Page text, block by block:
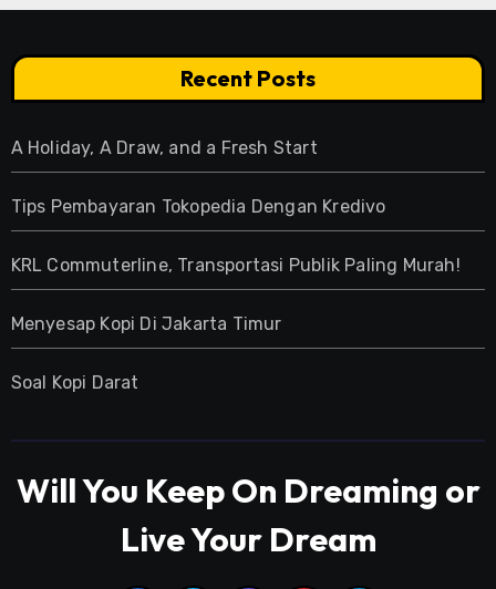
Recent Posts
A Holiday, A Draw, and a Fresh Start
Tips Pembayaran Tokopedia Dengan Kredivo
KRL Commuterline, Transportasi Publik Paling Murah!
Menyesap Kopi Di Jakarta Timur
Soal Kopi Darat
Will You Keep On Dreaming or
Live Your Dream